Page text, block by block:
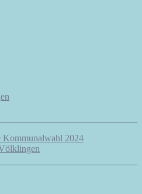
Kommunalwahl 2024